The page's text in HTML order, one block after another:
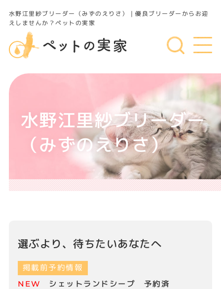
水野江里紗ブリーダー（みずのえりさ）｜優良ブリーダーからお迎
えしませんか？ペットの実家
水野江里紗ブリーダー
（みずのえりさ）
選ぶより、待ちたいあなたへ
掲載前予約情報
NEW シェットランドシープ 予約済